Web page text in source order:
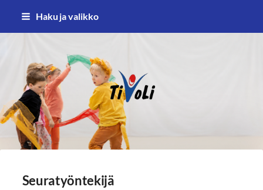
Siirry
Haku ja valikko
TiVoLi ry – Tikkakosken
Seuratyöntekijä